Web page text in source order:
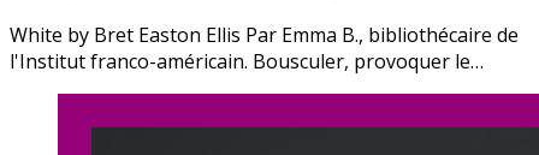
White by Bret Easton Ellis Par Emma B., bibliothécaire de
l'Institut franco-américain. Bousculer, provoquer le…